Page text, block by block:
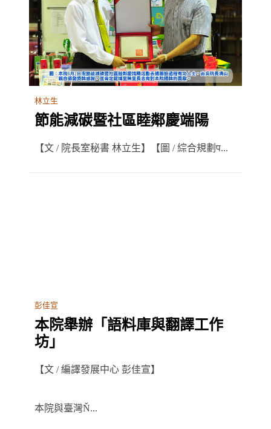
林立生
節能減碳暨社區睦鄰慶端陽
【文 / 院長室秘書 林立生】【圖 / 綜合規劃प...
彭佳宣
本院舉辦「語料庫與翻譯工作
坊」
【文 / 編譯發展中心 彭佳宣】
本院與臺灣Ň...